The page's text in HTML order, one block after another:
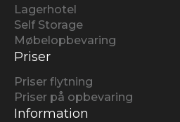
Lagerhotel
Self Storage
Møbelopbevaring
Priser
Priser flytning
Priser på opbevaring
Information